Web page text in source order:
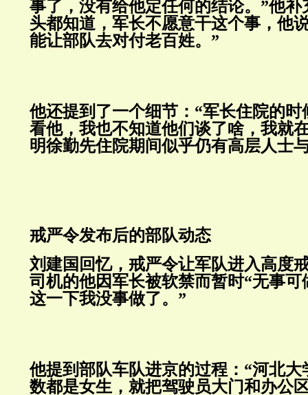
事了，没有给他定任何的结论。”他补
头都知道，军长不愿意干这个事，他
能让部队去对付老百姓。”
他还提到了一个细节：“军长住院的
看他，我也不知道他们谈了啥，我就
明徐勤先住院期间似乎仍有高层
戒严令发布后的部队动态
刘建国回忆，戒严令让军队进入高度
司机的他因军长被软禁而暂时“无事可
这一下我没事做了。”
他提到部队车队进京的过程：“河北
数都是女生，就把驾驶员大门和办公